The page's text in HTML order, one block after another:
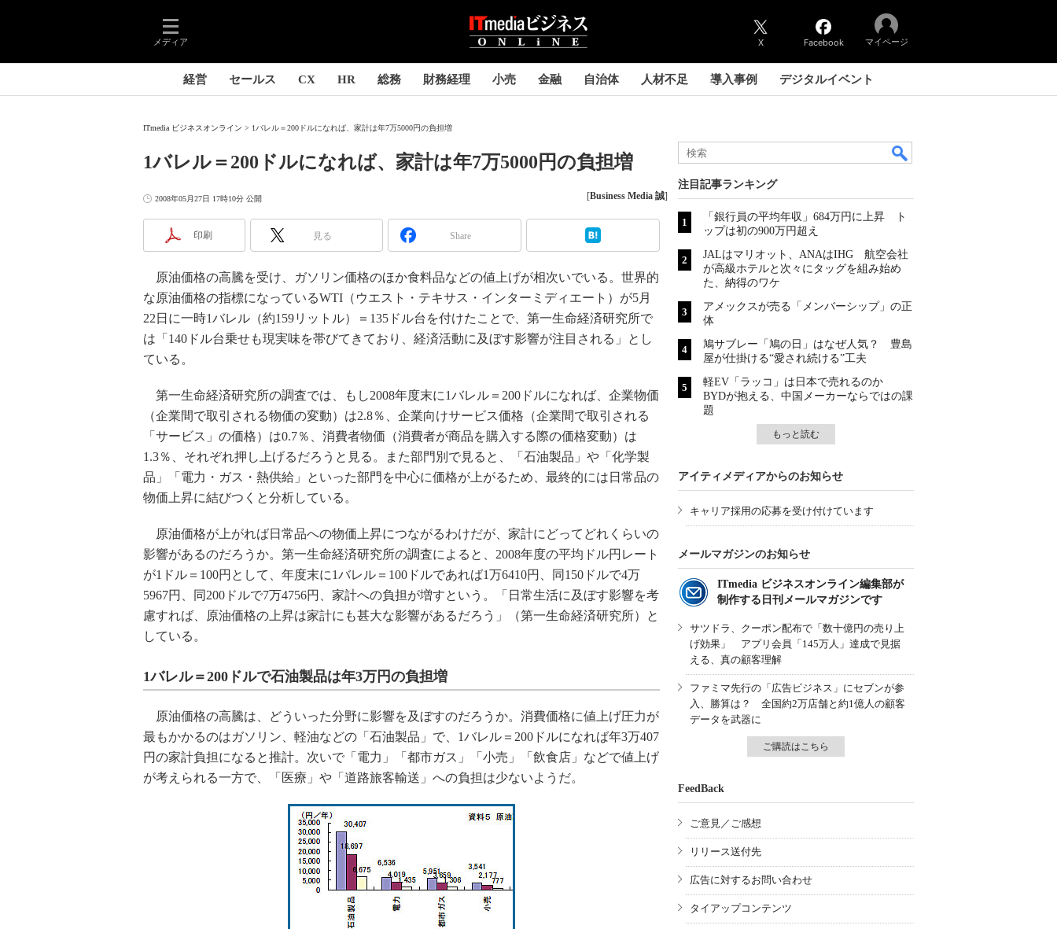
メディア X Facebook マイページ
経営 セールス CX HR 総務 財務経理 小売 金融 自治体 人材不足 導入事例 デジタルイベント
ITmedia ビジネスオンライン 1バレル＝200ドルになれば、家計は年7万5000円の負担増
1バレル＝200ドルになれば、家計は年7万5000円の負担増
2008年05月27日 17時10分 公開 [Business Media 誠]
印刷 見る Share
原油価格の高騰を受け、ガソリン価格のほか食料品などの値上げが相次いでいる。世界的
な原油価格の指標になっているWTI（ウエスト・テキサス・インターミディエート）が5月
22日に一時1バレル（約159リットル）＝135ドル台を付けたことで、第一生命経済研究所で
は「140ドル台乗せも現実味を帯びてきており、経済活動に及ぼす影響が注目される」とし
ている。
第一生命経済研究所の調査では、もし2008年度末に1バレル＝200ドルになれば、企業物価
（企業間で取引される物価の変動）は2.8％、企業向けサービス価格（企業間で取引される
「サービス」の価格）は0.7％、消費者物価（消費者が商品を購入する際の価格変動）は
1.3％、それぞれ押し上げるだろうと見る。また部門別で見ると、「石油製品」や「化学製
品」「電力・ガス・熱供給」といった部門を中心に価格が上がるため、最終的には日常品の
物価上昇に結びつくと分析している。
原油価格が上がれば日常品への物価上昇につながるわけだが、家計にどってどれくらいの
影響があるのだろうか。第一生命経済研究所の調査によると、2008年度の平均ドル円レート
が1ドル＝100円として、年度末に1バレル＝100ドルであれば1万6410円、同150ドルで4万
5967円、同200ドルで7万4756円、家計への負担が増すという。「日常生活に及ぼす影響を考
慮すれば、原油価格の上昇は家計にも甚大な影響があるだろう」（第一生命経済研究所）と
している。
1バレル＝200ドルで石油製品は年3万円の負担増
原油価格の高騰は、どういった分野に影響を及ぼすのだろうか。消費価格に値上げ圧力が
最もかかるのはガソリン、軽油などの「石油製品」で、1バレル＝200ドルになれば年3万407
円の家計負担になると推計。次いで「電力」「都市ガス」「小売」「飲食店」などで値上げ
が考えられる一方で、「医療」や「道路旅客輸送」への負担は少ないようだ。
注目記事ランキング
「銀行員の平均年収」684万円に上昇 ト
ップは初の900万円超え
JALはマリオット、ANAはIHG 航空会社
が高級ホテルと次々にタッグを組み始め
た、納得のワケ
アメックスが売る「メンバーシップ」の正
体
鳩サブレー「鳩の日」はなぜ人気？ 豊島
屋が仕掛ける“愛され続ける”工夫
軽EV「ラッコ」は日本で売れるのか
BYDが抱える、中国メーカーならではの課
題
もっと読む
アイティメディアからのお知らせ
キャリア採用の応募を受け付けています
メールマガジンのお知らせ
ITmedia ビジネスオンライン編集部が
制作する日刊メールマガジンです
サツドラ、クーポン配布で「数十億円の売り上
げ効果」 アプリ会員「145万人」達成で見据
える、真の顧客理解
ファミマ先行の「広告ビジネス」にセブンが参
入、勝算は？ 全国約2万店舗と約1億人の顧客
データを武器に
ご購読はこちら
FeedBack
ご意見／ご感想
リリース送付先
広告に対するお問い合わせ
タイアップコンテンツ